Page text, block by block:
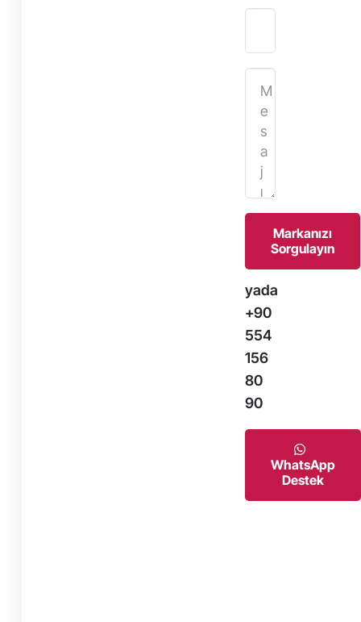
Markanızı
Sorgulayın
yada
+90
554
156
80
90
WhatsApp
Destek